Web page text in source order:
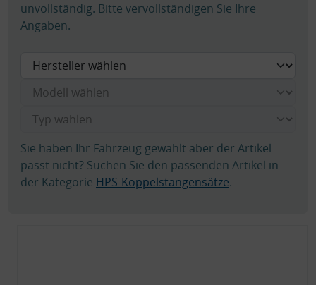
unvollständig. Bitte vervollständigen Sie Ihre
Angaben.
Sie haben Ihr Fahrzeug gewählt aber der Artikel
passt nicht? Suchen Sie den passenden Artikel in
der Kategorie HPS-Koppelstangensätze.